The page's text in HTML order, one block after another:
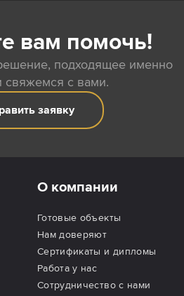
вам помочь!
подходящее именно
свяжемся с вами.
заявку
О компании
Готовые объекты
Нам доверяют
Сертификаты и дипломы
Работа у нас
Сотрудничество с нами